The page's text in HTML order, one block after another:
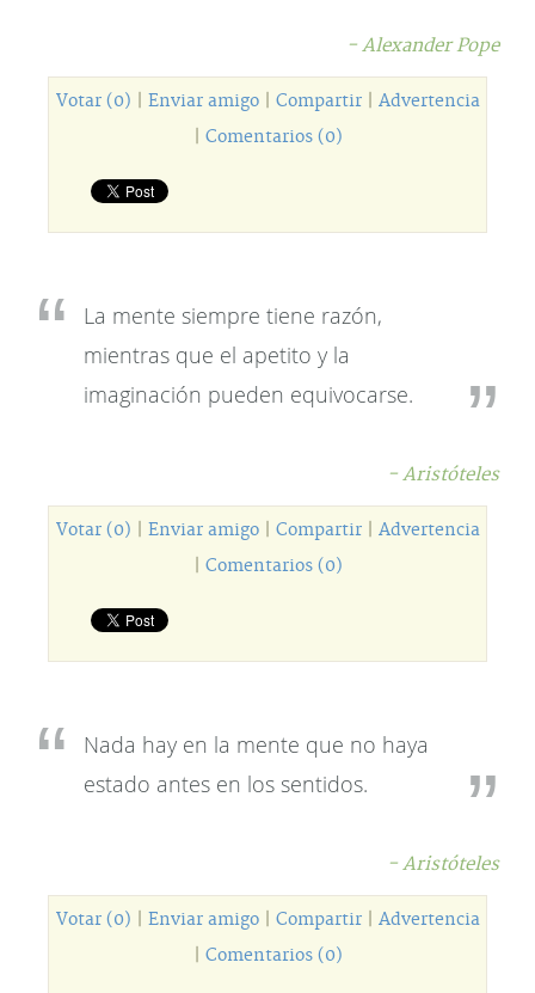
- Alexander Pope
Votar (0) Enviar amigo| Compartir| Advertencia
Comentarios (0)
La mente siempre tiene razón,
mientras que el apetito y la
imaginación pueden equivocarse.
- Aristóteles
Votar (0) Enviar amigo| Compartir| Advertencia
Comentarios (0)
Nada hay en la mente que no haya
estado antes en los sentidos.
- Aristóteles
Votar (0) Enviar amigo| Compartir| Advertencia
Comentarios (0)